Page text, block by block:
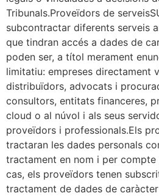
Tribunals.Proveïdors de
subcontractar diferents serveis
que tindran accés a dades de
poden ser, a títol merament
limitatiu: empreses directament
distribuïdors, advocats i
consultors, entitats financeres,
cloud o al núvol i als seus
proveïdors i professionals.Els
tractaran les dades personals
tractament en nom i per compte
cas, els proveïdors tenen
tractament de dades de